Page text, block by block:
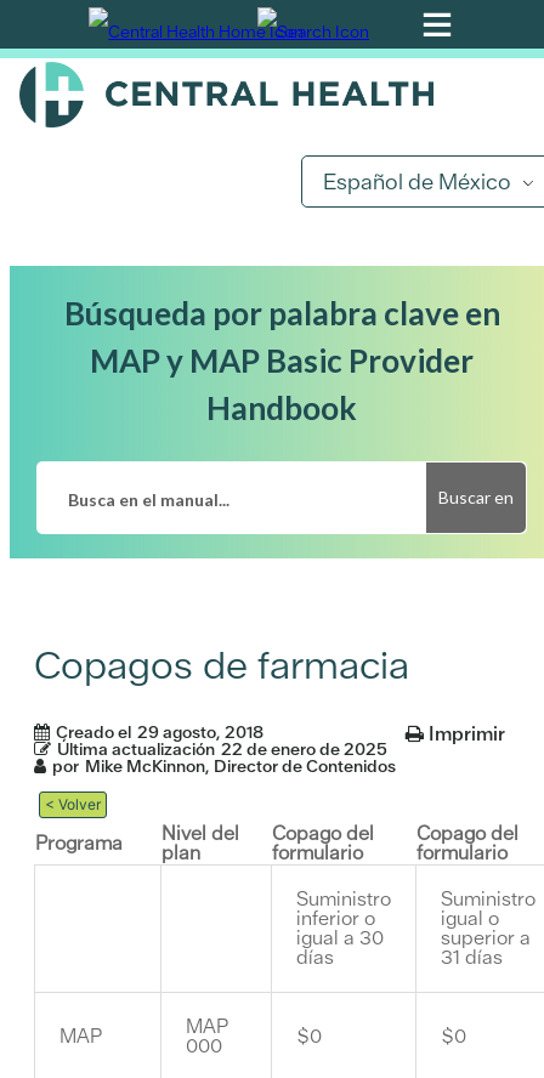
Ir
al
contenido
Español de México
Búsqueda por palabra clave en
MAP y MAP Basic Provider
Handbook
Buscar en
Copagos de farmacia
Creado el 29 agosto, 2018
Última actualización 22 de enero de 2025
por Mike McKinnon, Director de Contenidos
Imprimir
< Volver
Programa Nivel del
plan
Copago del
formulario
Copago del
formulario
Suministro
inferior o
igual a 30
días
Suministro
igual o
superior a
31 días
MAP MAP
000 $0 $0